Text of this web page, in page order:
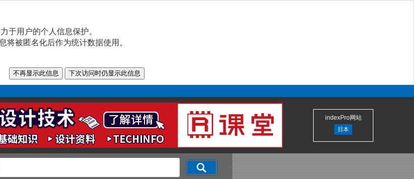
于用户的个人信息保护。
被匿名化后作为统计数据使用。
indexPro网站
日本